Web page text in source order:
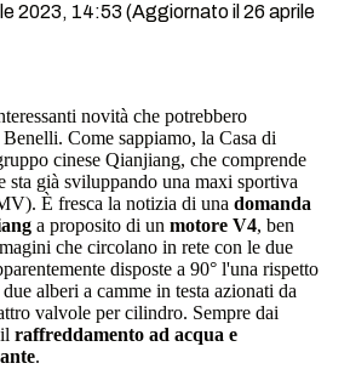
2023, 14:53 (Aggiornato il 26 aprile
novità che potrebbero
Come sappiamo, la Casa di
cinese Qianjiang, che comprende
sta già sviluppando una maxi sportiva
È fresca la notizia di una domanda
a proposito di un motore V4, ben
che circolano in rete con le due
disposte a 90° l'una rispetto
alberi a camme in testa azionati da
valvole per cilindro. Sempre dai
raffreddamento ad acqua e
.